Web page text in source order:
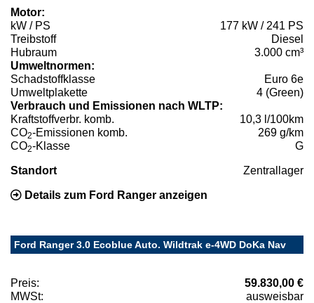
Motor:
kW / PS
177 kW / 241 PS
Treibstoff
Diesel
Hubraum
3.000 cm³
Umweltnormen:
Schadstoffklasse
Euro 6e
Umweltplakette
4 (Green)
Verbrauch und Emissionen nach WLTP:
Kraftstoffverbr. komb.
10,3 l/100km
CO2-Emissionen komb.
269 g/km
CO2-Klasse G
Standort Zentrallager
Details zum Ford Ranger anzeigen
Ford Ranger 3.0 Ecoblue Auto. Wildtrak e-4WD DoKa Nav
Preis:
59.830,00 €
MWSt:
ausweisbar